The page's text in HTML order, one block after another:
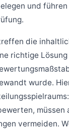
und
die
richtige
wurde.
müssen
vermeiden.